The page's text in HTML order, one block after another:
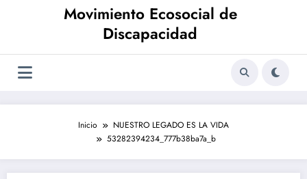
Movimiento Ecosocial de
Discapacidad
Inicio
NUESTRO LEGADO ES LA VIDA
53282394234_777b38ba7a_b